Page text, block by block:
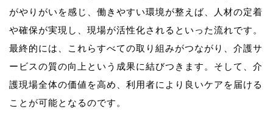
がやりがいを感じ、働きやすい環境が整えば、人材の定着
や確保が実現し、現場が活性化されるといった流れです。
最終的には、これらすべての取り組みがつながり、介護サ
ービスの質の向上という成果に結びつきます。そして、介
護現場全体の価値を高め、利用者により良いケアを届ける